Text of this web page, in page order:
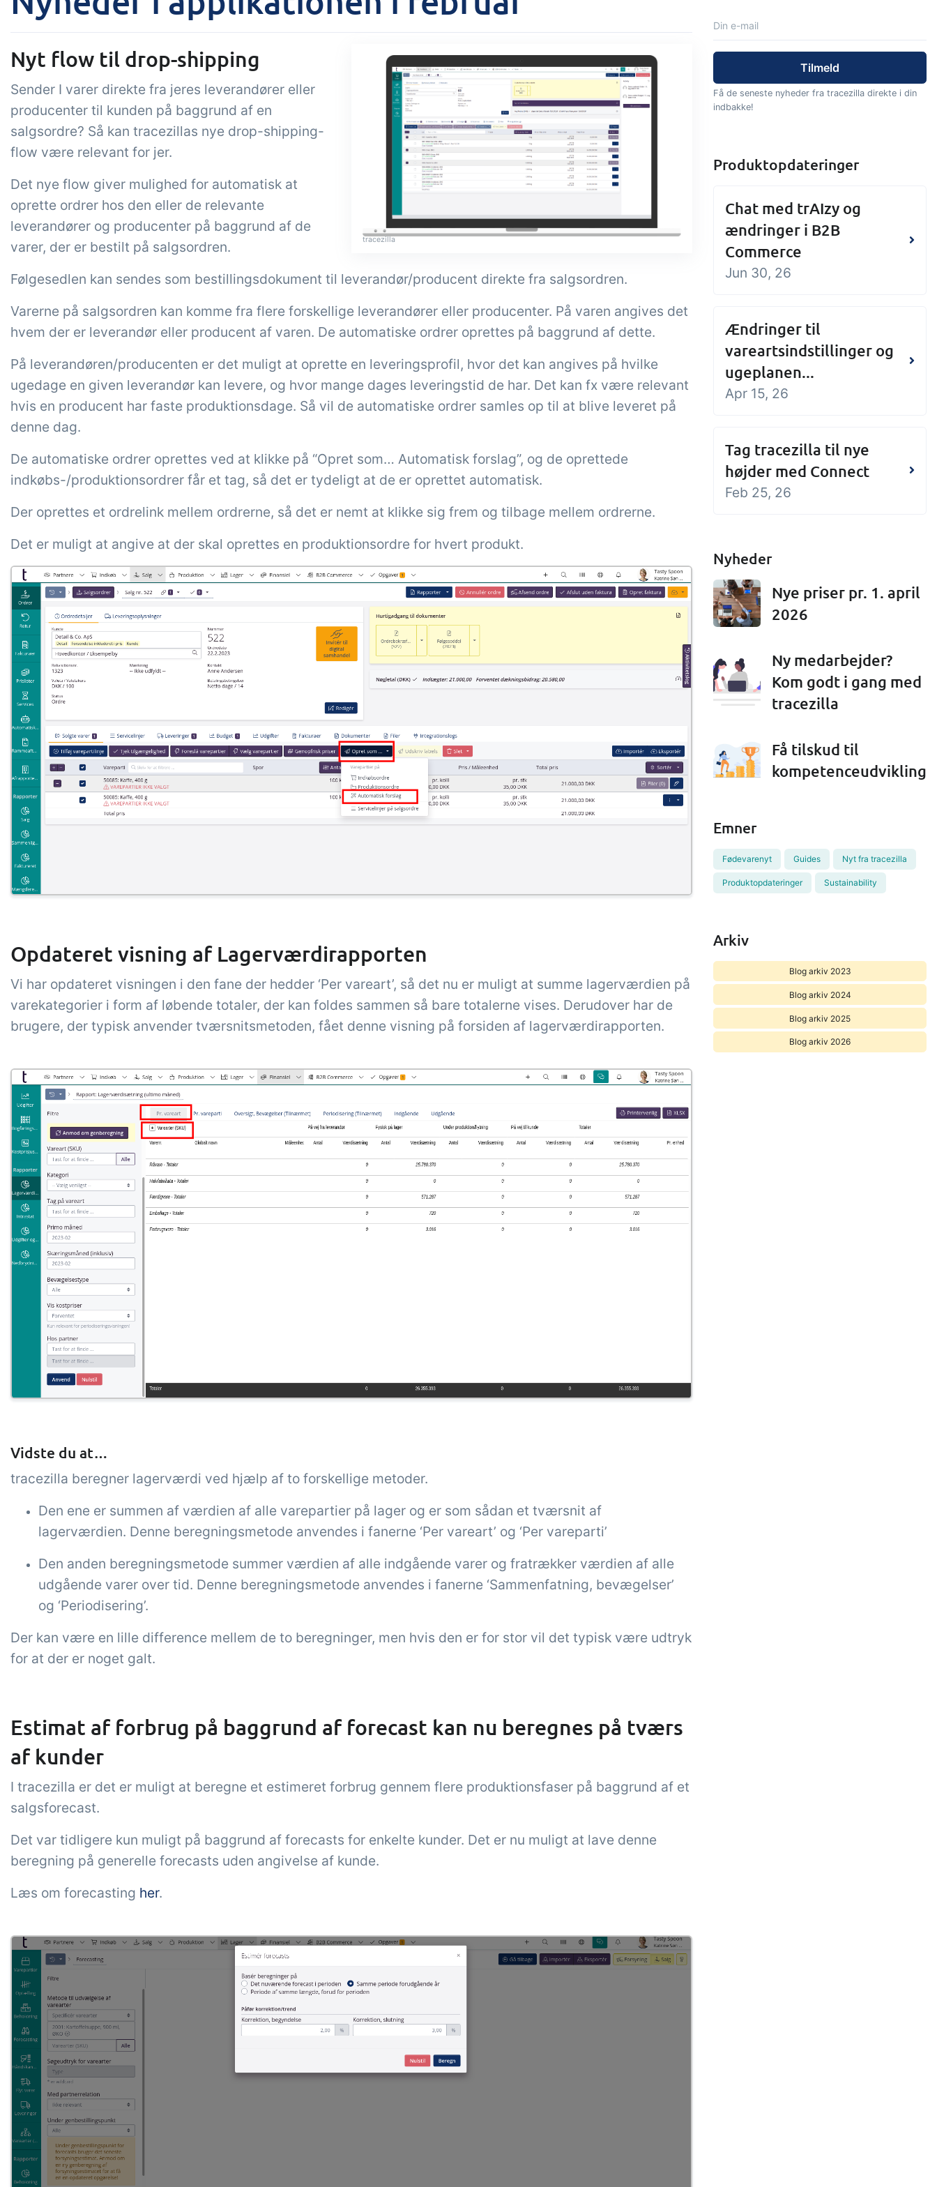
B2B Commerce kan fungere
som sælgerportal,
leverandørportal eller B2B
webshop for dine kunder
Få modtagekontrol,
temperaturtjek og kritiske
kontrolpunkter integreret i
din ordrestyring - helt
Lav din egen opsætning af
dokumenter og labels,
sidevisninger, dataudtræk,
rapporter og indlejrede
dashboards!
Tilføjelse
Connect
Masser af muligheder for
automatik og tilpassede
flows via udveksling af filer
tracezilla
Nyt flow til drop-shipping
Sender I varer direkte fra jeres leverandører eller
producenter til kunden på baggrund af en
salgsordre? Så kan tracezillas nye drop-shipping-
flow være relevant for jer.
Det nye flow giver mulighed for automatisk at
oprette ordrer hos den eller de relevante
leverandører og producenter på baggrund af de
varer, der er bestilt på salgsordren.
Følgesedlen kan sendes som bestillingsdokument til leverandør/producent direkte fra salgsordren.
Varerne på salgsordren kan komme fra flere forskellige leverandører eller producenter. På varen angives det
hvem der er leverandør eller producent af varen. De automatiske ordrer oprettes på baggrund af dette.
På leverandøren/producenten er det muligt at oprette en leveringsprofil, hvor det kan angives på hvilke
ugedage en given leverandør kan levere, og hvor mange dages leveringstid de har. Det kan fx være relevant
hvis en producent har faste produktionsdage. Så vil de automatiske ordrer samles op til at blive leveret på
denne dag.
De automatiske ordrer oprettes ved at klikke på “Opret som… Automatisk forslag”, og de oprettede
indkøbs-/produktionsordrer får et tag, så det er tydeligt at de er oprettet automatisk.
Der oprettes et ordrelink mellem ordrerne, så det er nemt at klikke sig frem og tilbage mellem ordrerne.
Det er muligt at angive at der skal oprettes en produktionsordre for hvert produkt.
Opdateret visning af Lagerværdirapporten
Vi har opdateret visningen i den fane der hedder ‘Per vareart’, så det nu er muligt at summe lagerværdien på
varekategorier i form af løbende totaler, der kan foldes sammen så bare totalerne vises. Derudover har de
brugere, der typisk anvender tværsnitsmetoden, fået denne visning på forsiden af lagerværdirapporten.
Vidste du at…
tracezilla beregner lagerværdi ved hjælp af to forskellige metoder.
Den ene er summen af værdien af alle varepartier på lager og er som sådan et tværsnit af
lagerværdien. Denne beregningsmetode anvendes i fanerne ‘Per vareart’ og ‘Per vareparti’
Den anden beregningsmetode summer værdien af alle indgående varer og fratrækker værdien af alle
udgående varer over tid. Denne beregningsmetode anvendes i fanerne ‘Sammenfatning, bevægelser’
og ‘Periodisering’.
Der kan være en lille difference mellem de to beregninger, men hvis den er for stor vil det typisk være udtryk
for at der er noget galt.
Estimat af forbrug på baggrund af forecast kan nu beregnes på tværs
af kunder
I tracezilla er det er muligt at beregne et estimeret forbrug gennem flere produktionsfaser på baggrund af et
salgsforecast.
Det var tidligere kun muligt på baggrund af forecasts for enkelte kunder. Det er nu muligt at lave denne
beregning på generelle forecasts uden angivelse af kunde.
Læs om forecasting her.
Få de seneste nyheder fra tracezilla direkte i din
indbakke!
Produktopdateringer
Chat med trAIzy og
ændringer i B2B
Commerce
Jun 30, 26
Ændringer til
vareartsindstillinger og
ugeplanen...
Apr 15, 26
Tag tracezilla til nye
højder med Connect
Feb 25, 26
Nyheder
Nye priser pr. 1. april
2026
Ny medarbejder?
Kom godt i gang med
tracezilla
Få tilskud til
kompetenceudvikling
Emner
Fødevarenyt Guides Nyt fra tracezilla
Produktopdateringer Sustainability
Arkiv
Blog arkiv 2023
Blog arkiv 2024
Blog arkiv 2025
Blog arkiv 2026